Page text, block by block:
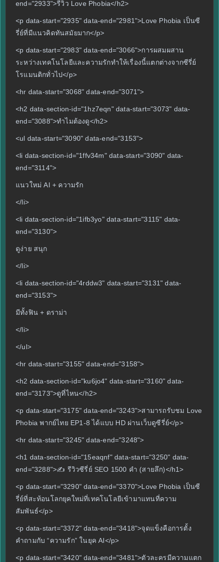
end="2933">รีวิว Love Phobia</h2>
<p data-start="2935" data-end="2981">Love Phobia เป็นซี
รี่ย์ที่มีแนวคิดทันสมัยมาก</p>
<p data-start="2983" data-end="3066">การผสมผสาน
ระหว่างเทคโนโลยีและความรักทำให้เรื่องนี้แตกต่างจากซีรี่ย์
โรแมนติกทั่วไป</p>
<hr data-start="3068" data-end="3071">
<h2 data-section-id="1hz7eqn" data-start="3073" data-
end="3088">ทำไมต้องดู</h2>
<ul data-start="3090" data-end="3153">
<li data-section-id="1ffv34m" data-start="3090" data-
end="3114">
แนวใหม่ AI + ความรัก
</li>
<li data-section-id="1ifb3yo" data-start="3115" data-
end="3130">
ดูง่าย สนุก
</li>
<li data-section-id="4rddw3" data-start="3131" data-
end="3153">
มีทั้งฟิน + ดราม่า
</li>
</ul>
<hr data-start="3155" data-end="3158">
<h2 data-section-id="ku6jo4" data-start="3160" data-
end="3173">ดูที่ไหน</h2>
<p data-start="3175" data-end="3243">สามารถรับชม Love
Phobia พากย์ไทย EP1-8 ได้แบบ HD ผ่านเว็บดูซีรี่ย์</p>
<hr data-start="3245" data-end="3248">
<h1 data-section-id="15eaqnf" data-start="3250" data-
end="3288">✍️ รีวิวซีรี่ย์ SEO 1500 คำ (สายลึก)</h1>
<p data-start="3290" data-end="3370">Love Phobia เป็นซี
รี่ย์ที่สะท้อนโลกยุคใหม่ที่เทคโนโลยีเข้ามาแทนที่ความ
สัมพันธ์</p>
<p data-start="3372" data-end="3418">จุดแข็งคือการตั้ง
คำถามกับ “ความรัก” ในยุค AI</p>
<p data-start="3420" data-end="3481">ตัวละครมีความแตก